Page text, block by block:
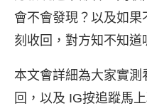
會不會發現？以及如
刻收回，對方知不知道
本文會詳細為大家實
回，以及 IG按追蹤馬